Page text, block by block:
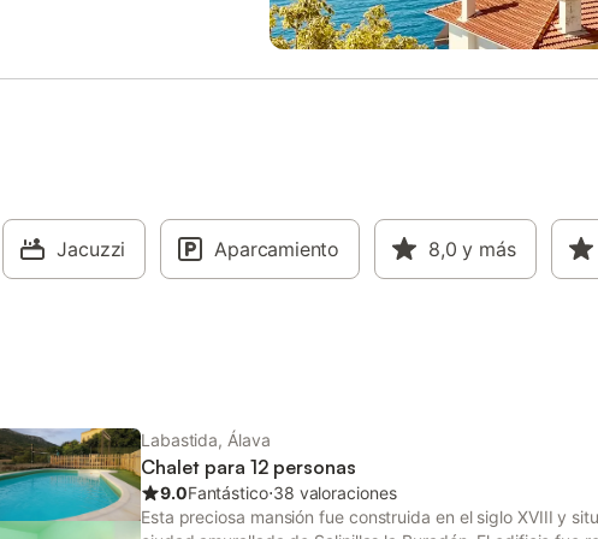
Bilbao (60 km) a poca distancia. El
aeropuerto más cercano está a 30 km
la propiedad, lo que facilita el viaje. El
horario de entrada es de 17:00 a 20:00,
Jacuzzi Aparcamiento 8,0 y más
Labastida, Álava
Chalet para 12 personas
9.0Fantástico⋅38 valoraciones
Esta preciosa mansión fue construida en el siglo XVIII y